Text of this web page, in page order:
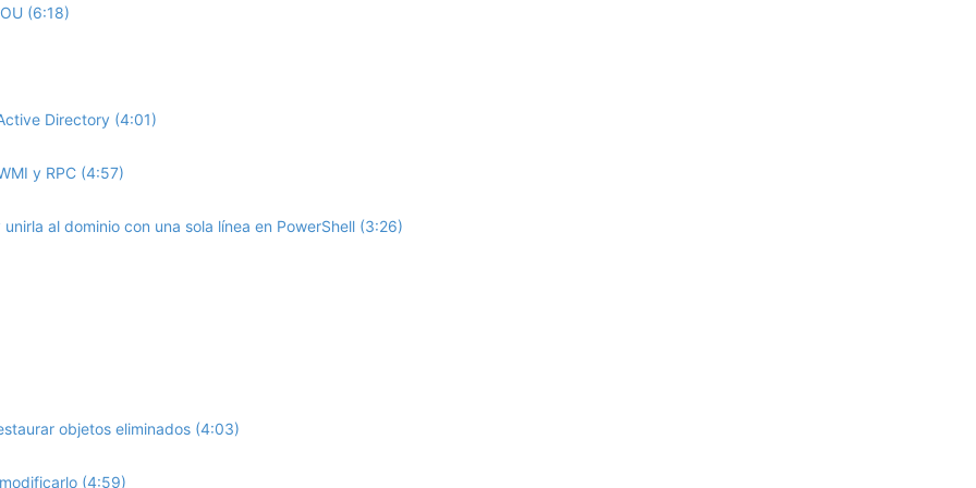
(6:18)
Directory (4:01)
y RPC (4:57)
al dominio con una sola línea en PowerShell (3:26)
objetos eliminados (4:03)
(4:59)